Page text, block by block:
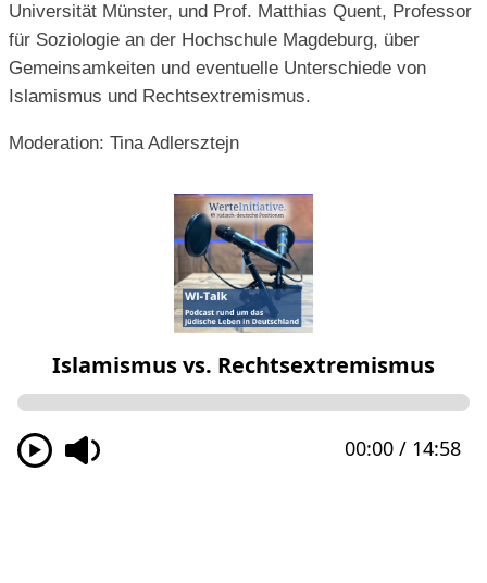
Universität Münster, und Prof. Matthias Quent, Professor
für Soziologie an der Hochschule Magdeburg, über
Gemeinsamkeiten und eventuelle Unterschiede von
Islamismus und Rechtsextremismus.
Moderation: Tina Adlersztejn